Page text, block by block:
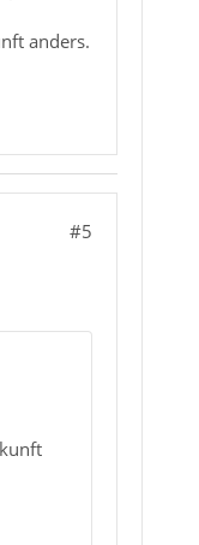
anders.
#5